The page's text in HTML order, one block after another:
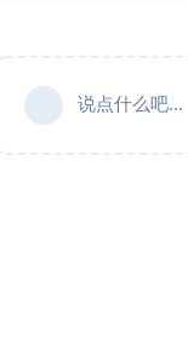
说点什么吧...